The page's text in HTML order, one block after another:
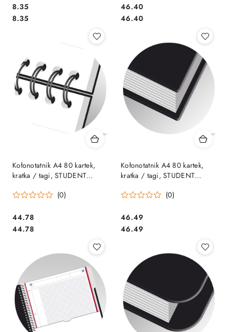
Cena:
8.35
Cena:
8.35
Cena:
46.40
Cena:
46.40
Kołonotatnik A4 80 kartek,
kratka / tagi, STUDENT
400019526
(0)
Cena:
44.78
Cena:
44.78
Kołonotatnik A4 80 kartek,
kratka / tagi, STUDENT
400037406
(0)
Cena:
46.49
Cena:
46.49